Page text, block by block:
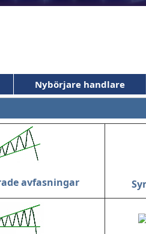
Nybörjare handlare
avfasningar